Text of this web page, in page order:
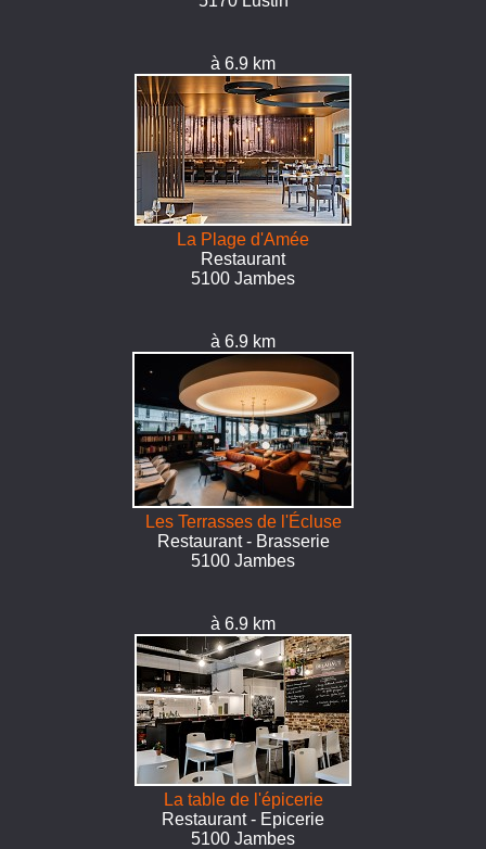
à 6.9 km
La Plage d'Amée
Restaurant
5100 Jambes
à 6.9 km
Les Terrasses de l'Écluse
Restaurant - Brasserie
5100 Jambes
à 6.9 km
La table de l'épicerie
Restaurant - Epicerie
5100 Jambes